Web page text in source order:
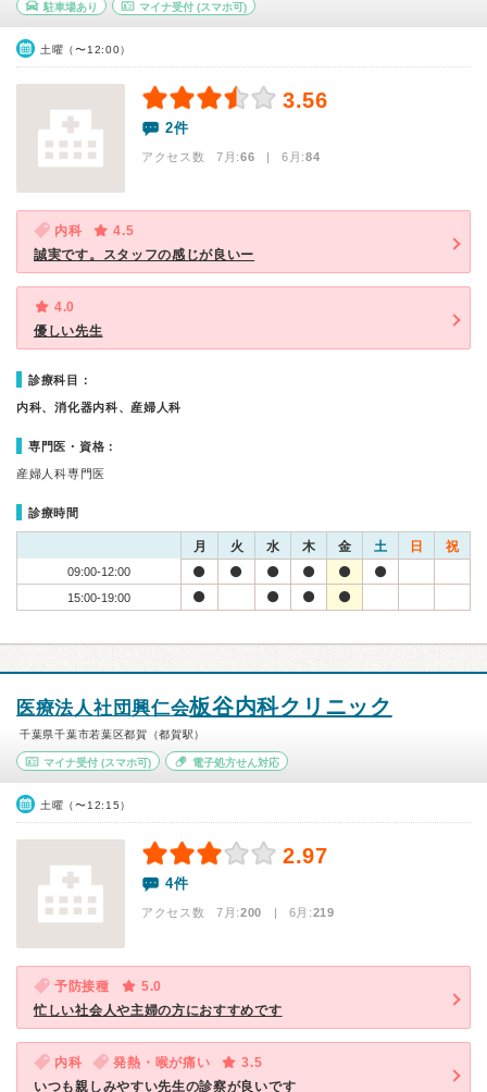
駐車場あり マイナ受付(スマホ可)
土曜（〜12:00）
3.56
2件
アクセス数 7月:66 | 6月:84
内科
4.5
誠実です。スタッフの感じが良いー
4.0
優しい先生
診療科目：
内科、消化器内科、産婦人科
専門医・資格：
産婦人科専門医
診療時間
月 火 水 木 金 土 日 祝
09:00-12:00
15:00-19:00
医療法人社団興仁会板谷内科クリニック
千葉県千葉市若葉区都賀（都賀駅）
マイナ受付 (スマホ可) 電子処方せん対応
土曜（〜12:15）
2.97
4件
アクセス数 7月:200 | 6月:219
予防接種
5.0
忙しい社会人や主婦の方におすすめです
内科 発熱・喉が痛い
3.5
いつも親しみやすい先生の診察が良いです